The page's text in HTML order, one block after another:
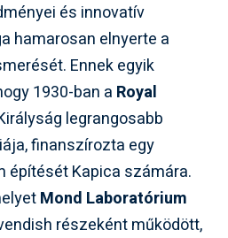
és innovatív
hamarosan elnyerte a
Ennek egyik
1930-ban a Royal
legrangosabb
finanszírozta egy
építését Kapica számára.
Mond Laboratórium
részeként működött,